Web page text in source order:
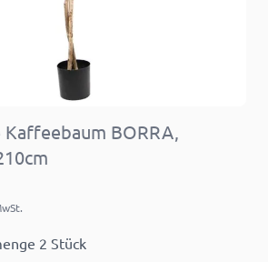
Kaffeebaum BORRA,
2 Stück